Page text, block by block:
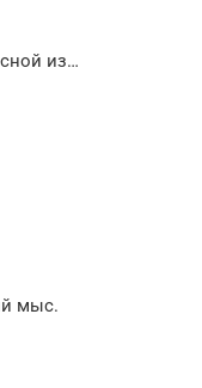
из…
мыс.